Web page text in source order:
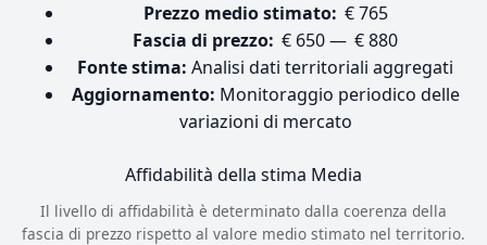
Prezzo medio stimato: € 765
Fascia di prezzo: € 650 — € 880
Fonte stima: Analisi dati territoriali aggregati
Aggiornamento: Monitoraggio periodico delle
variazioni di mercato
Affidabilità della stima Media
Il livello di affidabilità è determinato dalla coerenza della
fascia di prezzo rispetto al valore medio stimato nel territorio.